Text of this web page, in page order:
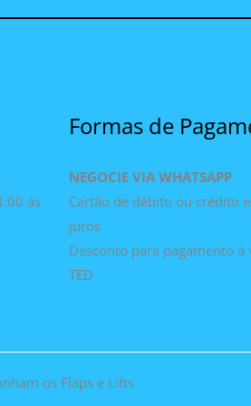
ás
Formas de
NEGOCIE VIA WHATSAPP
Cartão de débito ou crédito
juros
Desconto para pagamento à
TED
os Flaps e Lifts